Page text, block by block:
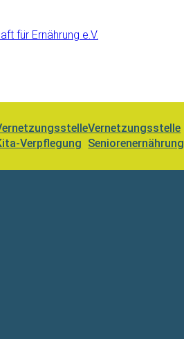
für Ernährung e.V.
Verpflegung
Vernetzungsstelle
Seniorenernährung